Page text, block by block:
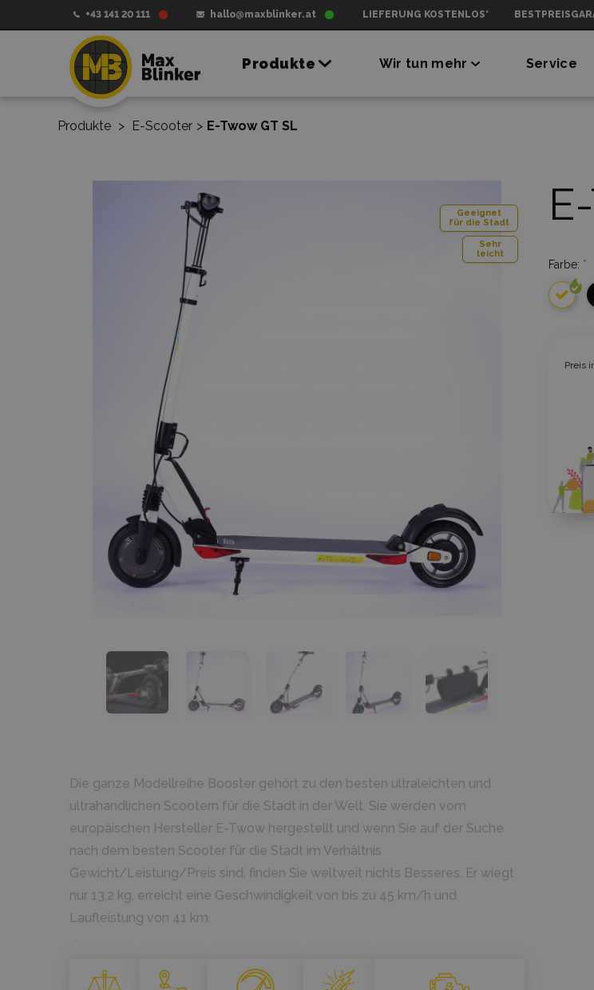
+43 141 20 111 hallo@maxblinker.at LIEFERUNG KOSTENLOS*
Produkte Wir tun mehr Service
Produkte > E-Scooter > E-Twow GT SL
Geeignet
für die Stadt
Sehr
leicht
Die ganze Modellreihe Booster gehört zu den besten ultraleichten und
ultrahandlichen Scootern für die Stadt in der Welt. Sie werden vom
europäischen Hersteller E-Twow hergestellt und wenn Sie auf der Suche
nach dem besten Scooter für die Stadt im Verhältnis
Gewicht/Leistung/Preis sind, finden Sie weltweit nichts Besseres. Er wiegt
nur 13,2 kg, erreicht eine Geschwindigkeit von bis zu 45 km/h und
Laufleistung von 41 km.
`
Farbe: *
Preis